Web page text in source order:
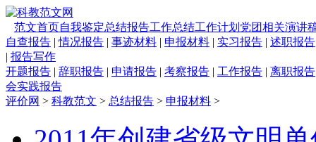
范文首页自我鉴定总结报告工作总结工作计划 党团相关演讲
自查报告 |情况报告 | 事迹材料 | 申报材料 | 实习报告 | 述职报告
| 报告写作
开题报告 | 辞职报告 | 申请报告 | 考察报告 | 工作报告 | 离职报告
会实践报告
评价网 > 科教范文 > 总结报告 > 申报材料 >